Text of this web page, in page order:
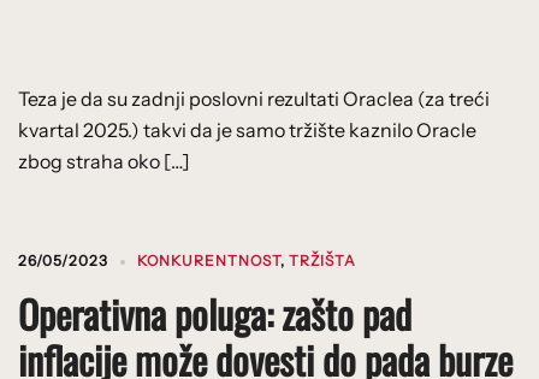
Teza je da su zadnji poslovni rezultati Oraclea (za treći
kvartal 2025.) takvi da je samo tržište kaznilo Oracle
zbog straha oko […]
26/05/2023 KONKURENTNOST, TRŽIŠTA
Operativna poluga: zašto pad
inflacije može dovesti do pada burze